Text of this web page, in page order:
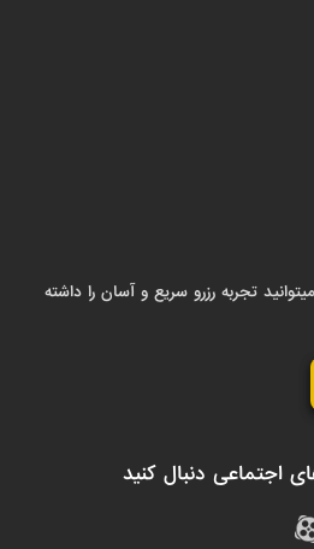
تجربه رزرو سریع و آسان را داشته
اجتماعی دنبال کنید